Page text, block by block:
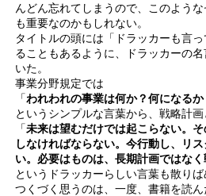
んどん忘れてしまうので、このよう
も重要なのかもしれない。
タイトルの頭には「ドラッカーも言
ることもあるように、ドラッカーの
いた。
事業分野規定では
「われわれの事業は何か？何になるか
というシンプルな言葉から、戦略計
「未来は望むだけでは起こらない。
しなければならない。今行動し、リ
い。必要はものは、長期計画ではなく
というドラッカーらしい言葉も散りば
つくづく思うのは、一度、書籍を読